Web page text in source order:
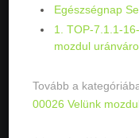
Egészségnap
1. TOP-7.1.1-
mozdul
Tovább a
00026 Velünk